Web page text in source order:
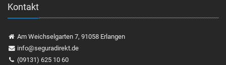
Kontakt
Am Weichselgarten 7, 91058 Erlangen
info@seguradirekt.de
(09131) 625 10 60